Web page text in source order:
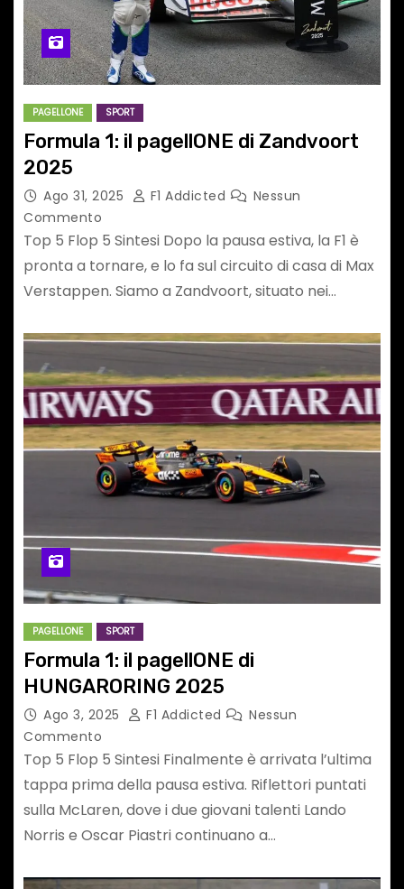
PAGELLONE SPORT
Formula 1: il pagellONE di Zandvoort
2025
Ago 31, 2025 F1 Addicted
Nessun
Commento
Top 5 Flop 5 Sintesi Dopo la pausa estiva, la F1 è
pronta a tornare, e lo fa sul circuito di casa di Max
Verstappen. Siamo a Zandvoort, situato nei…
PAGELLONE SPORT
Formula 1: il pagellONE di
HUNGARORING 2025
Ago 3, 2025 F1 Addicted
Nessun
Commento
Top 5 Flop 5 Sintesi Finalmente è arrivata l’ultima
tappa prima della pausa estiva. Riflettori puntati
sulla McLaren, dove i due giovani talenti Lando
Norris e Oscar Piastri continuano a…